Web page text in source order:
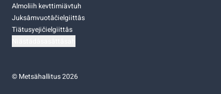
Almoliih kevttimiävtuh
Juksâmvuotâčielgiittâs
Tiätusyejičielgiittâs
©Metsähallitus 2026